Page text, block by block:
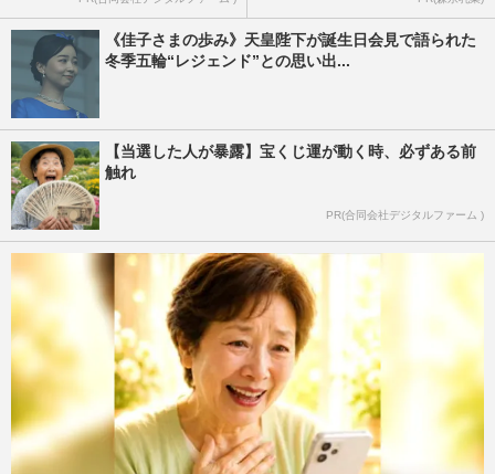
《佳子さまの歩み》天皇陛下が誕生日会見で語られた
冬季五輪“レジェンド”との思い出...
【当選した人が暴露】宝くじ運が動く時、必ずある前
触れ
PR(合同会社デジタルファーム )